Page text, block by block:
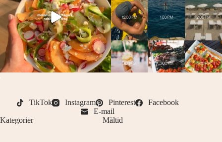
TikTok Instagram Pinterest
Facebook
E-mail
Kategorier
Måltid